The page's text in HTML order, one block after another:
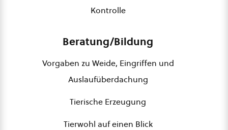
Kontrolle
Beratung/Bildung
Vorgaben zu Weide, Eingriffen und
Auslaufüberdachung
Tierische Erzeugung
Tierwohl auf einen Blick